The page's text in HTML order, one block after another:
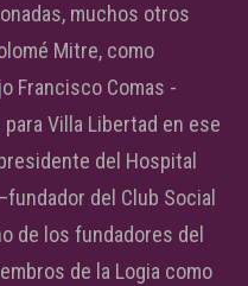
muchos otros
Mitre, como
Francisco Comas -
Villa Libertad en ese
del Hospital
del Club Social
de los fundadores del
de la Logia como